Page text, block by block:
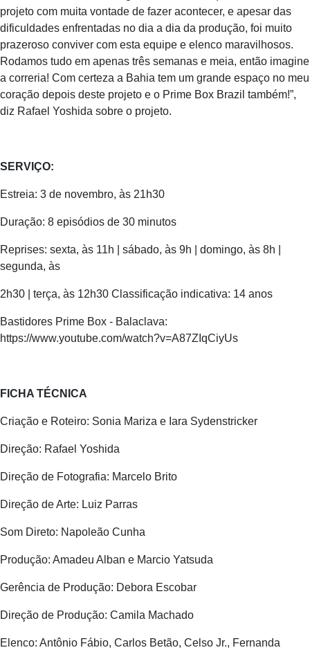
projeto com muita vontade de fazer acontecer, e apesar das
dificuldades enfrentadas no dia a dia da produção, foi muito
prazeroso conviver com esta equipe e elenco maravilhosos.
Rodamos tudo em apenas três semanas e meia, então imagine
a correria! Com certeza a Bahia tem um grande espaço no meu
coração depois deste projeto e o Prime Box Brazil também!”,
diz Rafael Yoshida sobre o projeto.
SERVIÇO:
Estreia: 3 de novembro, às 21h30
Duração: 8 episódios de 30 minutos
Reprises: sexta, às 11h | sábado, às 9h | domingo, às 8h |
segunda, às
2h30 | terça, às 12h30 Classificação indicativa: 14 anos
Bastidores Prime Box - Balaclava:
https://www.youtube.com/watch?v=A87ZIqCiyUs
FICHA TÉCNICA
Criação e Roteiro: Sonia Mariza e Iara Sydenstricker
Direção: Rafael Yoshida
Direção de Fotografia: Marcelo Brito
Direção de Arte: Luiz Parras
Som Direto: Napoleão Cunha
Produção: Amadeu Alban e Marcio Yatsuda
Gerência de Produção: Debora Escobar
Direção de Produção: Camila Machado
Elenco: Antônio Fábio, Carlos Betão, Celso Jr., Fernanda